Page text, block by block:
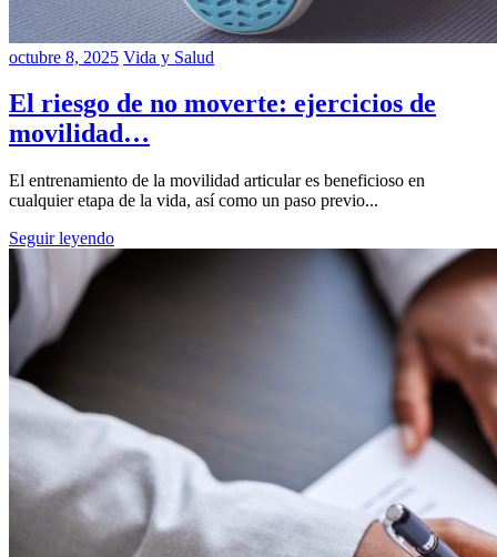
octubre 8, 2025 Vida y Salud
El riesgo de no moverte: ejercicios de
movilidad…
El entrenamiento de la movilidad articular es beneficioso en
cualquier etapa de la vida, así como un paso previo...
Seguir leyendo